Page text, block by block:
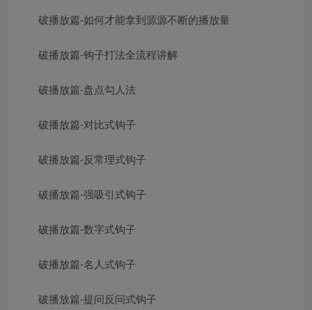
破播放篇-如何才能拿到源源不断的播放量
破播放篇-钩子打法全流程讲解
破播放篇-盘点勾人法
破播放篇-对比式钩子
破播放篇-反常理式钩子
破播放篇-强吸引式钩子
破播放篇-数字式钩子
破播放篇-名人式钩子
破播放篇-提问反问式钩子